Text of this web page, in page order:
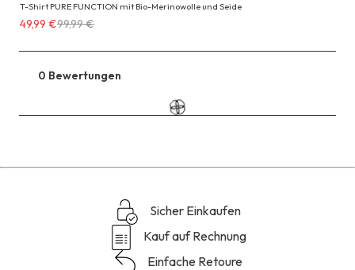
T-Shirt PURE FUNCTION mit Bio-Merinowolle und Seide
Erhältlich
49,99 €
anstatt
99,99 €
49,99 €99,99 €
0 Bewertungen
Reviews
Sicher Einkaufen
Kauf auf Rechnung
Einfache Retoure